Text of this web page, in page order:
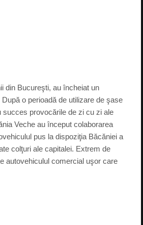
din Bucureşti, au încheiat un
o perioadă de utilizare de şase
succes provocările de zi cu zi ale
Veche au început colaborarea
pus la dispoziţia Băcăniei a
colţuri ale capitalei. Extrem de
autovehiculul comercial uşor care